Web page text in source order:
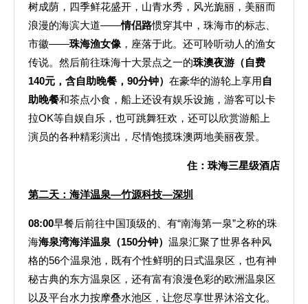
树成荫，四季鲜花盛开，山青水秀，风光旎丽，美丽而
浪漫的海滨大道——情侣路惯穿其中，珠海市的标志、
市徽——珠海渔女像 ，座落于此。还可聆听动人的渔女
传说。然后前往珠海十大景点之一的珠澳夜游（自费
140元，含自助晚餐，90分钟） 在豪华的游轮上享用自
助晚餐和茶点小食，船上还设有娱乐设施，游客可以卡
拉OK等自娱自乐，也可跳舞狂欢，还可以欣赏游船上
演员的各种精彩演出，尽情饱揽珠澳两地美丽夜景。
住：珠海三星级酒店
第二天：海洋温泉—竹源科技—深圳
08:00早餐后前往中国顶级的、有“南海第一泉”之称的珠
海海泉湾海洋温泉 （150分钟） 温泉汇聚了世界各种风
格的56个温泉池，既有个性鲜明的日式温泉区，也有神
秘古典的东方温泉区，还有富有浪漫色彩的欧洲温泉区
以及平台水力按摩叠水池区，让您尽享世界沐浴文化。